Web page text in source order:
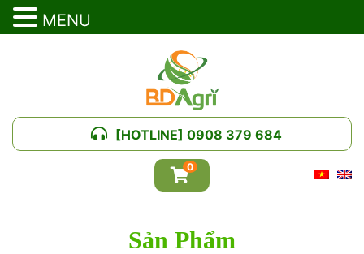
[HOTLINE] 0908 379 684
0
Sản Phẩm
MENU